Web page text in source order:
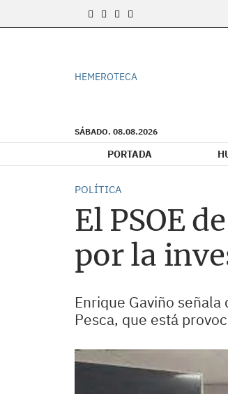
HEMEROTECA
SÁBADO. 08.08.2026
PORTADA
POLÍTICA
El PSOE
por la
Enrique Gaviño
Pesca, que está